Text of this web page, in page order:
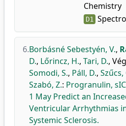
Chemistry
D1
6.Borbásné Sebestyén, V.,
D., Lőrincz, H., Tari, D.,
Somodi, S., Páll, D., Szűcs,
Szabó, Z.: Progranulin,
1 May Predict an
Ventricular Arrhythmias
Systemic Sclerosis.